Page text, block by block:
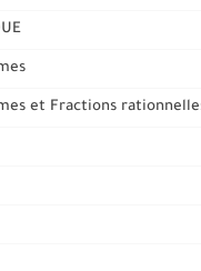
et Fractions